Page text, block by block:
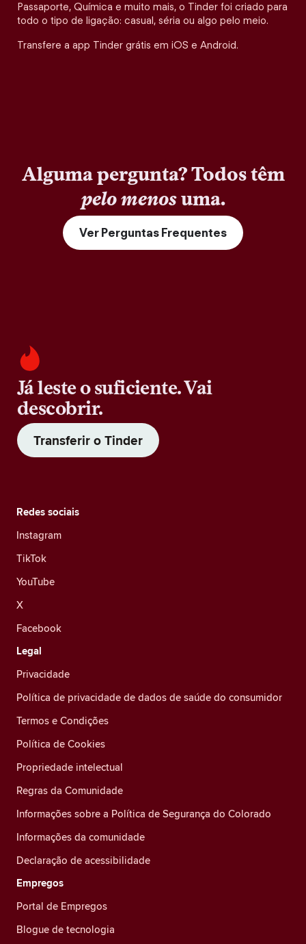
Passaporte, Química e muito mais, o Tinder foi criado para
todo o tipo de ligação: casual, séria ou algo pelo meio.
Transfere a app Tinder grátis em iOS e Android.
Alguma pergunta? Todos têm
pelo menosuma.
Ver Perguntas Frequentes
Já leste o suficiente. Vai
descobrir.
Transferir o Tinder
Redes sociais
Instagram
TikTok
YouTube
X
Facebook
Legal
Privacidade
Política de privacidade de dados de saúde do consumidor
Termos e Condições
Política de Cookies
Propriedade intelectual
Regras da Comunidade
Informações sobre a Política de Segurança do Colorado
Informações da comunidade
Declaração de acessibilidade
Empregos
Portal de Empregos
Blogue de tecnologia